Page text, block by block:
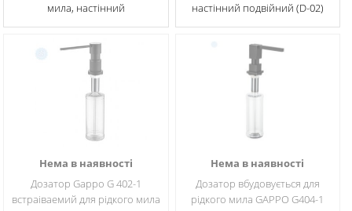
мила, настінний
настінний подвійний (D-02)
Нема в наявності
Дозатор Gappo G 402-1
встраіваемий для рідкого мила
Нема в наявності
Дозатор вбудовується для
рідкого мила GAPPO G404-1